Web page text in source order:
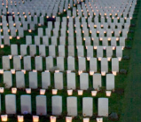
fully supports
Zelensky
Ukrainian
,1 MAR ’25